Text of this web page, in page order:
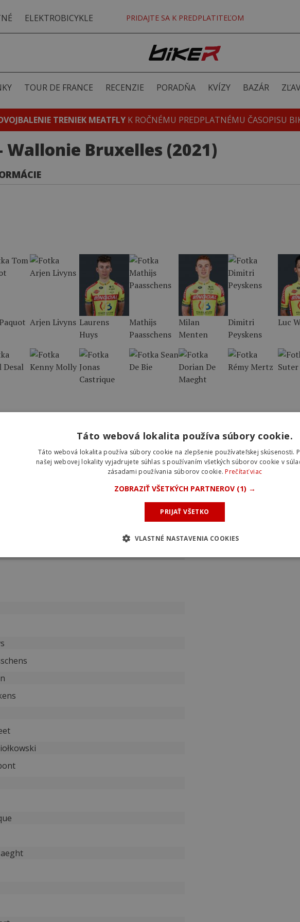
ELEKTROBICYKLE PRIDAJTE SA K PREDPLATITEĽOM
TOUR DE FRANCE RECENZIE PORADŇA KVÍZY BAZÁR
TRENIEK MEATFLY K ROČNÉMU PREDPLATNÉMU ČASOPISU
Wallonie Bruxelles (2021)
Arjen Livyns Laurens
Huys
Mathijs
Paasschens
Milan
Menten
Dimitri
Peyskens
Luc
Táto webová lokalita používa súbory cookie.
Táto webová lokalita používa súbory cookie na zlepšenie používateľskej skúsenosti.
našej webovej lokality vyjadrujete súhlas s používaním všetkých súborov cookie v
zásadami používania súborov cookie.Prečítať viac
ZOBRAZIŤ VŠETKÝCH PARTNEROV (1) →
PRIJAŤ VŠETKO
VLASTNÉ NASTAVENIA COOKIES